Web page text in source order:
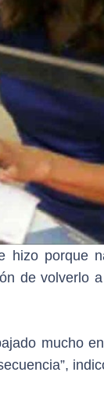
hizo porque
de volverlo
mucho